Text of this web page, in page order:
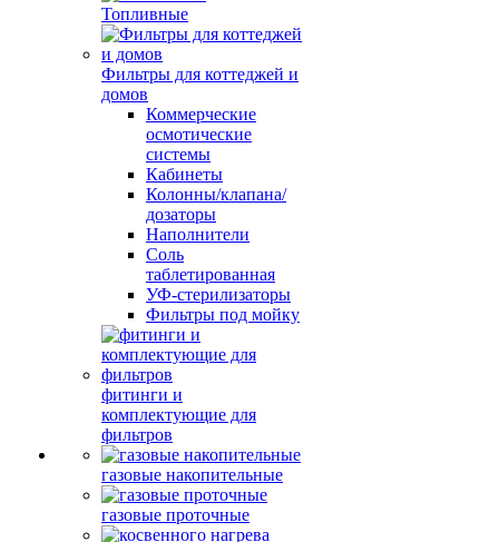
Топливные
Фильтры для коттеджей и
домов
Коммерческие
осмотические
системы
Кабинеты
Колонны/клапана/
дозаторы
Наполнители
Соль
таблетированная
УФ-стерилизаторы
Фильтры под мойку
фитинги и
комплектующие для
фильтров
газовые накопительные
газовые проточные